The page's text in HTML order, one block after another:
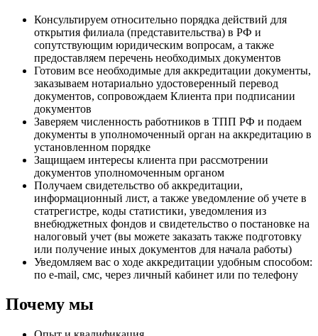
Консультируем относительно порядка действий для
открытия филиала (представительства) в РФ и
сопутствующим юридическим вопросам, а также
предоставляем перечень необходимых документов
Готовим все необходимые для аккредитации документы,
заказываем нотариально удостоверенный перевод
документов, сопровождаем Клиента при подписании
документов
Заверяем численность работников в ТПП РФ и подаем
документы в уполномоченный орган на аккредитацию в
установленном порядке
Защищаем интересы клиента при рассмотрении
документов уполномоченным органом
Получаем свидетельство об аккредитации,
информационный лист, а также уведомление об учете в
статрегистре, коды статистики, уведомления из
внебюджетных фондов и свидетельство о постановке на
налоговый учет (вы можете заказать также подготовку
или получение иных документов для начала работы)
Уведомляем вас о ходе аккредитации удобным способом:
по e-mail, смс, через личный кабинет или по телефону
Почему мы